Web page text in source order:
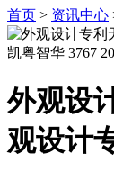
首页 > 资讯中心
凯粤智华 3767
外观设
观设计